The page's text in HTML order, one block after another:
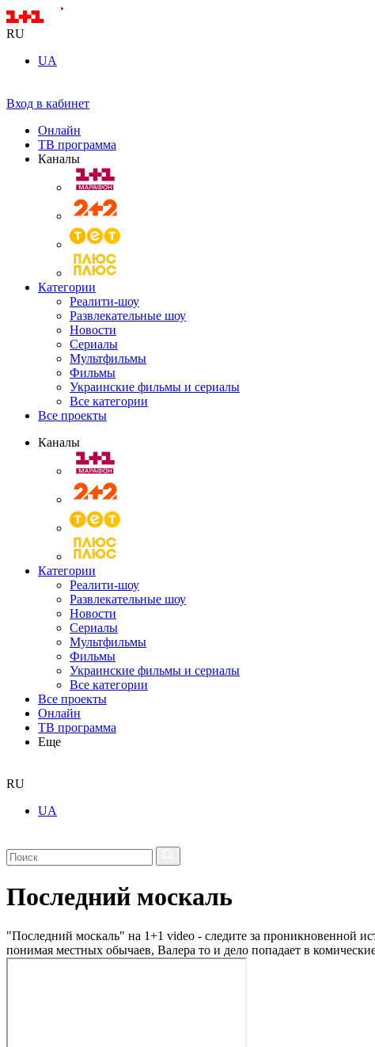
RU
UA
Вход в кабинет
Онлайн
ТВ программа
Каналы
Категории
Реалити-шоу
Развлекательные шоу
Новости
Сериалы
Мультфильмы
Фильмы
Украинские фильмы и сериалы
Все категории
Все проекты
Каналы
Категории
Реалити-шоу
Развлекательные шоу
Новости
Сериалы
Мультфильмы
Фильмы
Украинские фильмы и сериалы
Все категории
Все проекты
Онлайн
ТВ программа
Еще
RU
UA
Последний москаль
"Последний москаль" на 1+1 video - следите за проникновенной
понимая местных обычаев, Валера то и дело попадает в